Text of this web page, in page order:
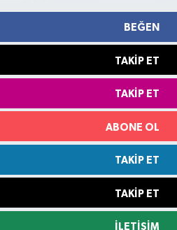
BEĞEN
TAKIP ET
TAKIP ET
ABONE OL
TAKIP ET
TAKIP ET
İLETIŞIM